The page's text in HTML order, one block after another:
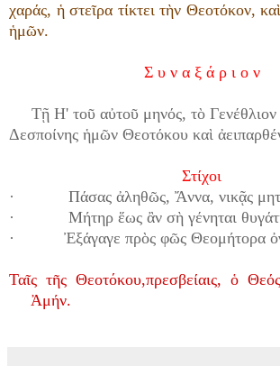
χαράς, ἡ στεῖρα τίκτει τὴν Θεοτόκον,
ἡμῶν.
Σ υ ν α ξ ά ρ ι ο ν
Τῇ Η' τοῦ αὐτοῦ μηνός, τὸ Γενέθλιον
Δεσποίνης ἡμῶν Θεοτόκου καὶ
Στίχοι
· Πάσας ἀληθῶς, Ἄννα, νικᾷς
· Μήτηρ ἕως ἂν σὴ γένηται
· Ἐξάγαγε πρὸς φῶς Θεομήτορα
Ταῖς τῆς Θεοτόκου,πρεσβείαις, ὁ
Ἀμήν.